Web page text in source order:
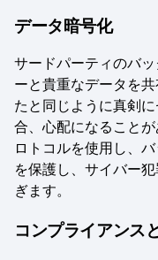
データ暗号化
サードパーティのバ
ーと貴重なデータを
たと同じように真剣
合、心配になること
ロトコルを使用し、
を保護し、サイバー
ぎます。
コンプライアンス